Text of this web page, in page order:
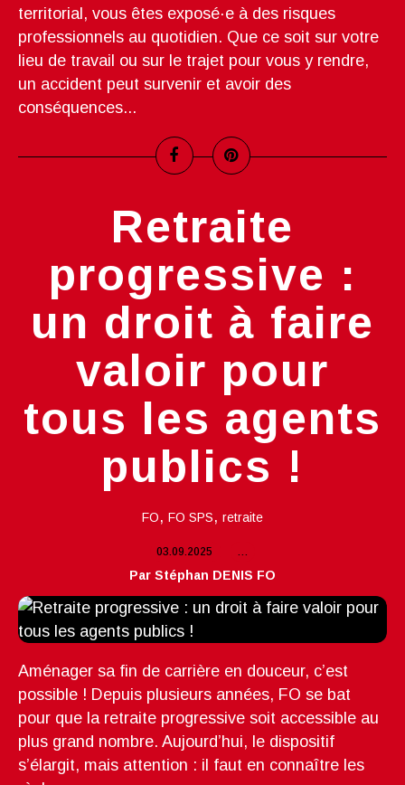
territorial, vous êtes exposé·e à des risques
professionnels au quotidien. Que ce soit sur votre
lieu de travail ou sur le trajet pour vous y rendre,
un accident peut survenir et avoir des
conséquences...
Retraite
progressive :
un droit à faire
valoir pour
tous les agents
publics !
FO, FO SPS, retraite
03.09.2025 …
Par Stéphan DENIS FO
Aménager sa fin de carrière en douceur, c’est
possible ! Depuis plusieurs années, FO se bat
pour que la retraite progressive soit accessible au
plus grand nombre. Aujourd’hui, le dispositif
s’élargit, mais attention : il faut en connaître les